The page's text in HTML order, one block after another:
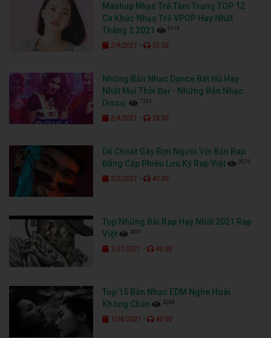
Mashup Nhạc Trẻ Tâm Trạng TOP 12
Ca Khúc Nhạc Trẻ VPOP Hay Nhất
Tháng 2 2021
5119
2/9/2021 - 55:00
Những Bản Nhạc Dance Bất Hủ Hay
Nhất Mọi Thời Đại - Những Bản Nhạc
Disco
7353
2/4/2021 - 28:00
Dế Choắt Gây Rợn Người Với Bản Rap
Đẳng Cấp Phiêu Lưu Ký Rap Việt
3579
2/2/2021 - 40:00
Top Những Bài Rap Hay Nhất 2021 Rap
Việt
4097
1/31/2021 - 40:00
Top 15 Bản Nhạc EDM Nghe Hoài
Không Chán
4288
1/26/2021 - 40:00